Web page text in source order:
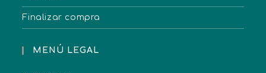
Finalizar compra
MENÚ LEGAL